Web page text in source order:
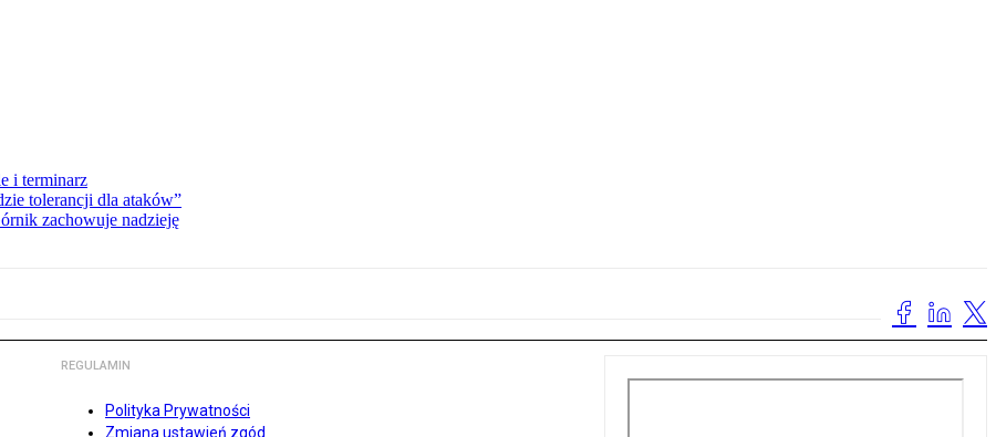
i terminarz
tolerancji dla ataków”
zachowuje nadzieję
REGULAMIN
Polityka Prywatności
Zmiana ustawień zgód